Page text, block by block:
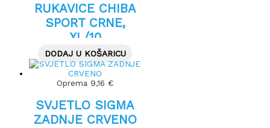
RUKAVICE CHIBA
SPORT CRNE,
XL/10
DODAJ U KOŠARICU
Oprema 9,16 €
SVJETLO SIGMA
ZADNJE CRVENO